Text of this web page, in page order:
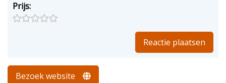
Prijs:
Bezoek website